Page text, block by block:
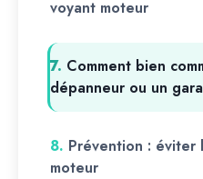
voyant moteur
7. Comment bien
dépanneur ou un
8. Prévention : éviter
moteur